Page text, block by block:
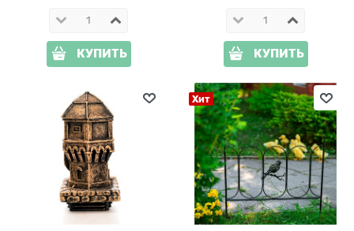
КУПИТЬ КУПИТЬ
Хит